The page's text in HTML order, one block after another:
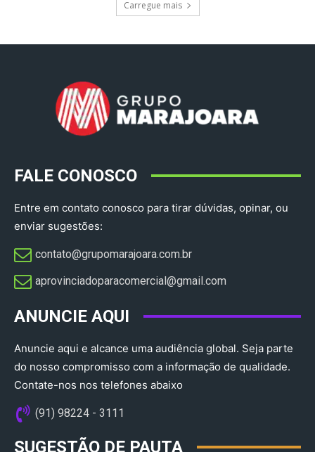
Carregue mais
FALE CONOSCO
Entre em contato conosco para tirar dúvidas, opinar, ou
enviar sugestões:
contato@grupomarajoara.com.br
aprovinciadoparacomercial@gmail.com​
ANUNCIE AQUI
Anuncie aqui e alcance uma audiência global. Seja parte
do nosso compromisso com a informação de qualidade.
Contate-nos nos telefones abaixo
(91) 98224 - 3111
SUGESTÃO DE PAUTA